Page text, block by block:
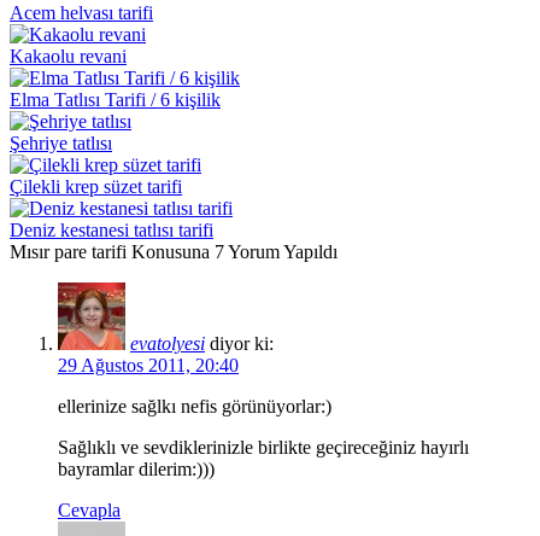
Acem helvası tarifi
Kakaolu revani
Elma Tatlısı Tarifi / 6 kişilik
Şehriye tatlısı
Çilekli krep süzet tarifi
Deniz kestanesi tatlısı tarifi
Mısır pare tarifi Konusuna 7 Yorum Yapıldı
evatolyesi diyor ki:
29 Ağustos 2011, 20:40
ellerinize sağlkı nefis görünüyorlar:)
Sağlıklı ve sevdiklerinizle birlikte geçireceğiniz hayırlı
bayramlar dilerim:)))
Cevapla